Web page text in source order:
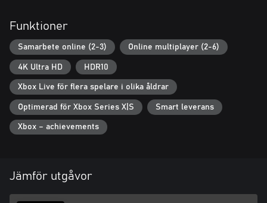
Funktioner
Samarbete online (2-3) Online multiplayer (2-6)
4K Ultra HD HDR10
Xbox Live för flera spelare i olika åldrar
Optimerad för Xbox Series X|S Smart leverans
Xbox – achievements
Jämför utgåvor